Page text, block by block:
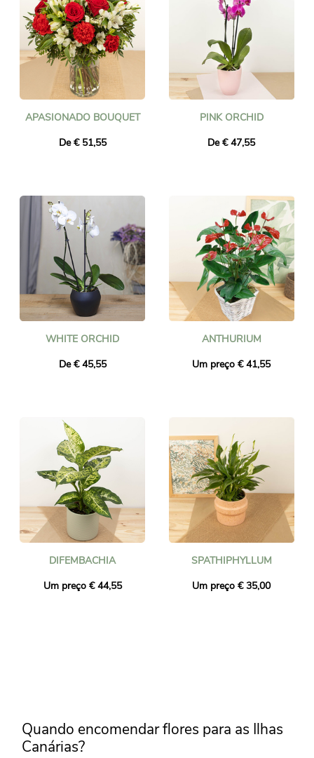
APASIONADO BOUQUET
De € 51,55
PINK ORCHID
De € 47,55
WHITE ORCHID
De € 45,55
ANTHURIUM
Um preço € 41,55
DIFEMBACHIA
Um preço € 44,55
SPATHIPHYLLUM
Um preço € 35,00
Quando encomendar flores para as Ilhas
Canárias?